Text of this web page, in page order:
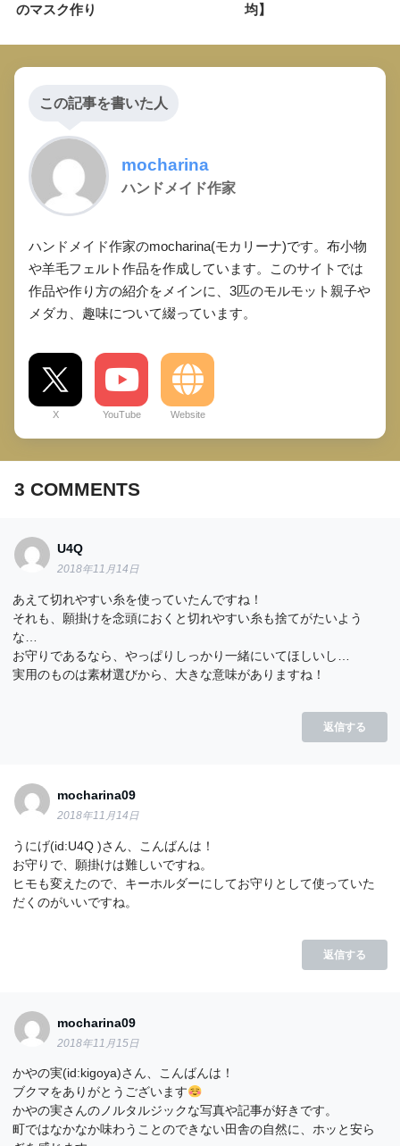
のマスク作り
均】
この記事を書いた人
mocharina
ハンドメイド作家
ハンドメイド作家のmocharina(モカリーナ)です。布小物
や羊毛フェルト作品を作成しています。このサイトでは
作品や作り方の紹介をメインに、3匹のモルモット親子や
メダカ、趣味について綴っています。
X YouTube Website
3 COMMENTS
U4Q
2018年11月14日
あえて切れやすい糸を使っていたんですね！
それも、願掛けを念頭におくと切れやすい糸も捨てがたいよう
な…
お守りであるなら、やっぱりしっかり一緒にいてほしいし…
実用のものは素材選びから、大きな意味がありますね！
返信する
mocharina09
2018年11月14日
うにげ(id:U4Q )さん、こんばんは！
お守りで、願掛けは難しいですね。
ヒモも変えたので、キーホルダーにしてお守りとして使っていた
だくのがいいですね。
返信する
mocharina09
2018年11月15日
かやの実(id:kigoya)さん、こんばんは！
ブクマをありがとうございます
かやの実さんのノルタルジックな写真や記事が好きです。
町ではなかなか味わうことのできない田舎の自然に、ホッと安ら